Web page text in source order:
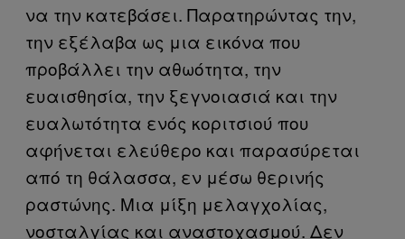
να την κατεβάσει. Παρατηρώντας την,
την εξέλαβα ως μια εικόνα που
προβάλλει την αθωότητα, την
ευαισθησία, την ξεγνοιασιά και την
ευαλωτότητα ενός κοριτσιού που
αφήνεται ελεύθερο και παρασύρεται
από τη θάλασσα, εν μέσω θερινής
ραστώνης. Μια μίξη μελαγχολίας,
νοσταλγίας και αναστοχασμού. Δεν